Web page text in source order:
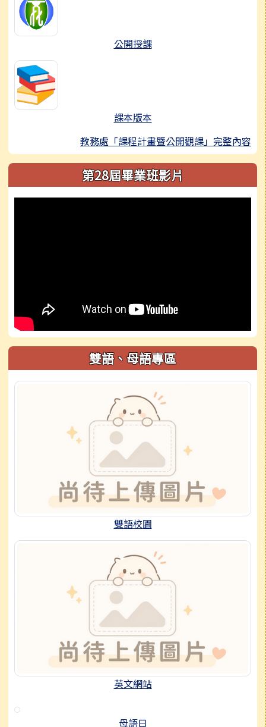
公開授課
課本版本
教務處「課程計畫暨公開觀課」完整內容
第28屆畢業班影片
雙語、母語專區
雙語校園
英文網站
母語日